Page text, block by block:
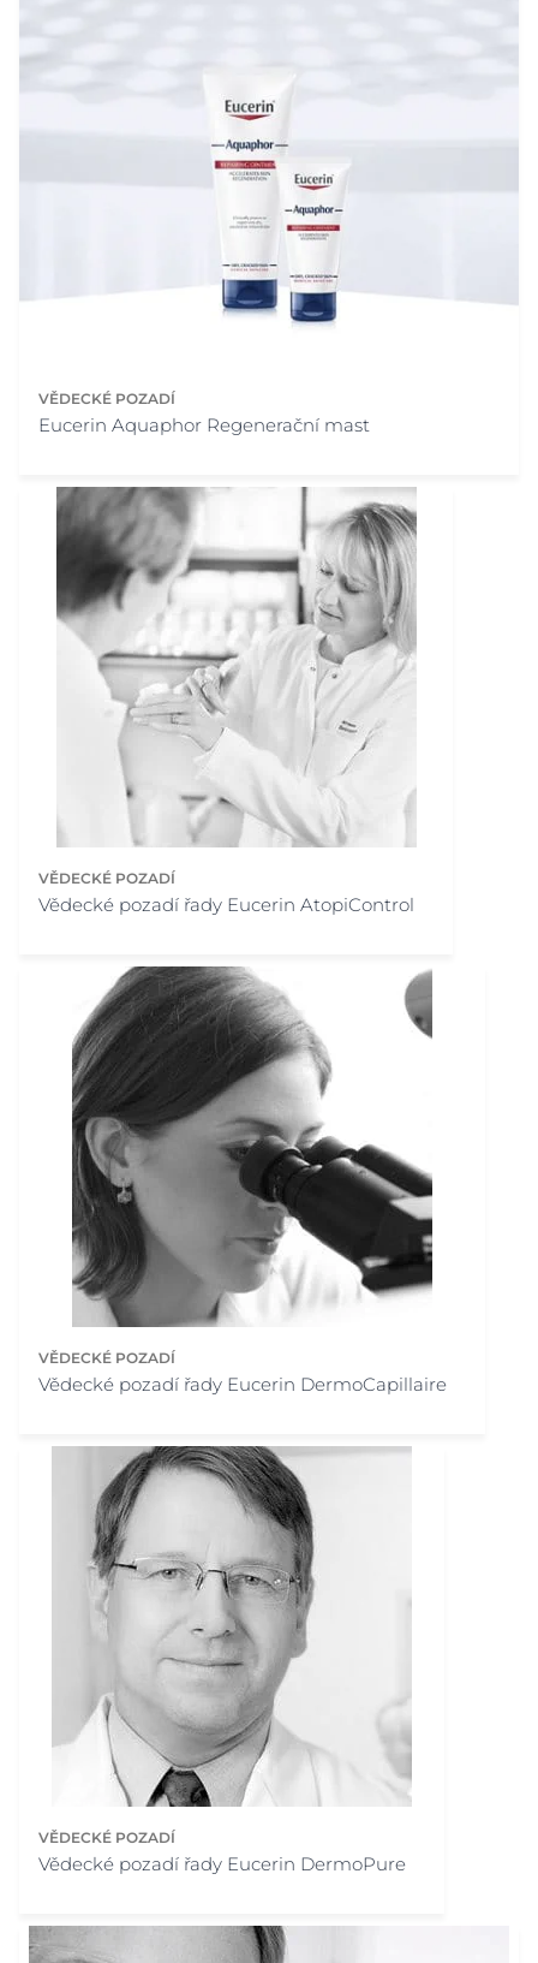
VĚDECKÉ POZADÍ
Eucerin Aquaphor Regenerační mast
VĚDECKÉ POZADÍ
Vědecké pozadí řady Eucerin AtopiControl
VĚDECKÉ POZADÍ
Vědecké pozadí řady Eucerin DermoCapillaire
VĚDECKÉ POZADÍ
Vědecké pozadí řady Eucerin DermoPure